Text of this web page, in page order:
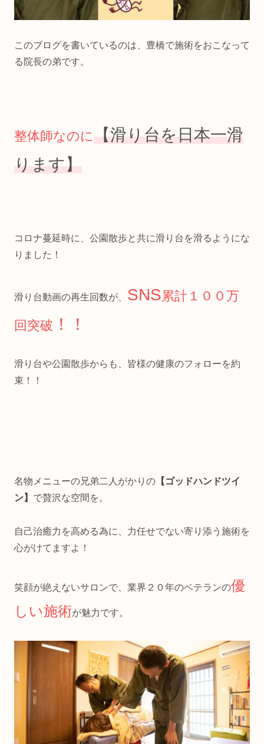
このブログを書いているのは、豊橋で施術をおこなって
る院長の弟です。
整体師なのに【滑り台を日本一滑
ります】
コロナ蔓延時に、公園散歩と共に滑り台を滑るようにな
りました！
滑り台動画の再生回数が、 SNS累計１００万
回突破 ！！
滑り台や公園散歩からも、皆様の健康のフォローを約
束！！
名物メニューの兄弟二人がかりの 【ゴッドハンドツイ
ン】 で贅沢な空間を。
自己治癒力を高める為に、力任せでない寄り添う施術を
心がけてますよ！
笑顔が絶えないサロンで、業界２０年のベテランの優
しい施術が魅力です。